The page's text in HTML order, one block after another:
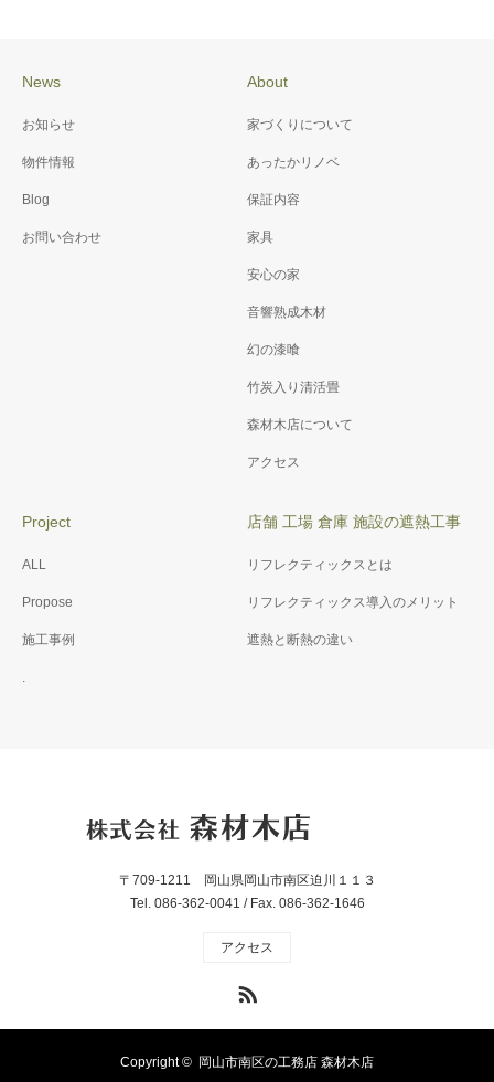
工事
バリアフリー工事
News
お知らせ
物件情報
Blog
お問い合わせ
About
家づくりについて
あったかリノベ
保証内容
家具
安心の家
音響熟成木材
幻の漆喰
竹炭入り清活畳
森材木店について
アクセス
Project
ALL
Propose
施工事例
店舗 工場 倉庫 施設の遮熱工事
リフレクティックスとは
リフレクティックス導入のメリット
遮熱と断熱の違い
〒709-1211 岡山県岡山市南区迫川１１３
Tel. 086-362-0041 / Fax. 086-362-1646
アクセス
Copyright © 岡山市南区の工務店 森材木店